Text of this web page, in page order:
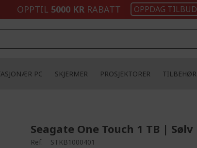
OPPTIL 5000 KR RABATT OPPDAG TILBUD
PC SKJERMER PROSJEKTORER TILBEHØR
Seagate One Touch 1 TB | Sølv
Ref. STKB1000401